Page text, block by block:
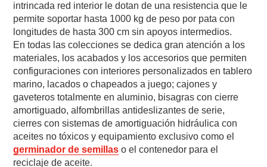
intrincada red interior le dotan de una resistencia que le
permite soportar hasta 1000 kg de peso por pata con
longitudes de hasta 300 cm sin apoyos intermedios.
En todas las colecciones se dedica gran atención a los
materiales, los acabados y los accesorios que permiten
configuraciones con interiores personalizados en tablero
marino, lacados o chapeados a juego; cajones y
gaveteros totalmente en aluminio, bisagras con cierre
amortiguado, alfombrillas antideslizantes de serie,
cierres con sistemas de amortiguación hidráulica con
aceites no tóxicos y equipamiento exclusivo como el
germinador de semillas o el contenedor para el
reciclaje de aceite.